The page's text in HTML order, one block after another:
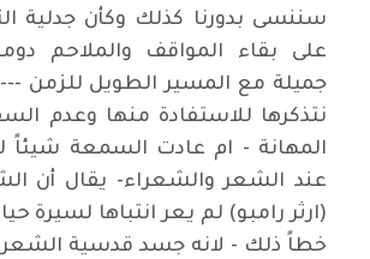
سننسى بدورنا كذلك وكأن جدلية
على بقاء المواقف والملاحم
جميلة مع المسير الطويل للزمن ----
نتذكرها للاستفادة منها وعدم
المهانة - ام عادت السمعة شيئاً
عند الشعر والشعراء- يقال أن
(ارثر رامبو) لم يعر انتباها لسيرة
خطاً ذلك - لانه جسد قدسية